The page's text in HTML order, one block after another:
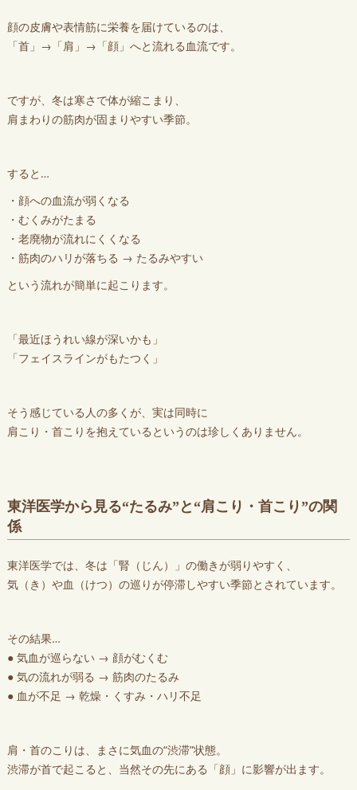
顔の皮膚や表情筋に栄養を届けているのは、
「首」→「肩」→「顔」へと流れる血流です。
ですが、冬は寒さで体が縮こまり、
肩まわりの筋肉が固まりやすい季節。
すると…
・顔への血流が弱くなる
・むくみがたまる
・老廃物が流れにくくなる
・筋肉のハリが落ちる → たるみやすい
という流れが簡単に起こります。
「最近ほうれい線が深いかも」
「フェイスラインがもたつく」
そう感じている人の多くが、実は同時に
肩こり・首こりを抱えているというのは珍しくありません。
東洋医学から見る“たるみ”と“肩こり・首こり”の関
係
東洋医学では、冬は「腎（じん）」の働きが弱りやすく、
気（き）や血（けつ）の巡りが停滞しやすい季節とされています。
その結果…
● 気血が巡らない → 顔がむくむ
● 気の流れが弱る → 筋肉のたるみ
● 血が不足 → 乾燥・くすみ・ハリ不足
肩・首のこりは、まさに気血の“渋滞”状態。
渋滞が首で起こると、当然その先にある「顔」に影響が出ます。